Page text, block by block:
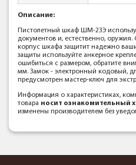
Описание:
Пистолетный шкаф ШМ-23Э
документов и, естественно,
корпус шкафа защитит надежно
защиты используйте анкерное
ошибиться с размером, обратите
мм. Замок - электронный кодовый,
предусмотрен мастер-ключ для
Информация о характеристиках,
товара носит ознакомительный
изменены производителем без